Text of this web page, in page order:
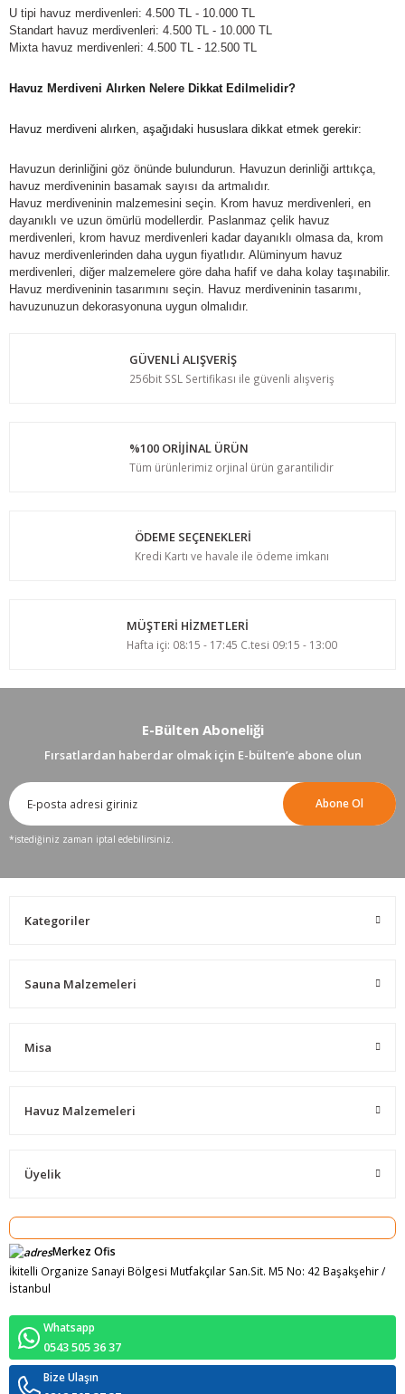
U tipi havuz merdivenleri: 4.500 TL - 10.000 TL
Standart havuz merdivenleri: 4.500 TL - 10.000 TL
Mixta havuz merdivenleri: 4.500 TL - 12.500 TL
Havuz Merdiveni Alırken Nelere Dikkat Edilmelidir?
Havuz merdiveni alırken, aşağıdaki hususlara dikkat etmek gerekir:
Havuzun derinliğini göz önünde bulundurun. Havuzun derinliği arttıkça,
havuz merdiveninin basamak sayısı da artmalıdır.
Havuz merdiveninin malzemesini seçin. Krom havuz merdivenleri, en
dayanıklı ve uzun ömürlü modellerdir. Paslanmaz çelik havuz
merdivenleri, krom havuz merdivenleri kadar dayanıklı olmasa da, krom
havuz merdivenlerinden daha uygun fiyatlıdır. Alüminyum havuz
merdivenleri, diğer malzemelere göre daha hafif ve daha kolay taşınabilir.
Havuz merdiveninin tasarımını seçin. Havuz merdiveninin tasarımı,
havuzunuzun dekorasyonuna uygun olmalıdır.
GÜVENLİ ALIŞVERİŞ
256bit SSL Sertifikası ile güvenli alışveriş
%100 ORİJİNAL ÜRÜN
Tüm ürünlerimiz orjinal ürün garantilidir
ÖDEME SEÇENEKLERİ
Kredi Kartı ve havale ile ödeme imkanı
MÜŞTERİ HİZMETLERİ
Hafta içi: 08:15 - 17:45 C.tesi 09:15 - 13:00
E-Bülten Aboneliği
Fırsatlardan haberdar olmak için E-bülten’e abone olun
Abone Ol
*istediğiniz zaman iptal edebilirsiniz.
Kategoriler
Sauna Malzemeleri
Misa
Havuz Malzemeleri
Üyelik
Merkez Ofis
İkitelli Organize Sanayi Bölgesi Mutfakçılar San.Sit. M5 No: 42 Başakşehir /
İstanbul
Whatsapp
0543 505 36 37
Bize Ulaşın